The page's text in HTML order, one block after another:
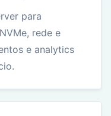
para
rede e
e analytics